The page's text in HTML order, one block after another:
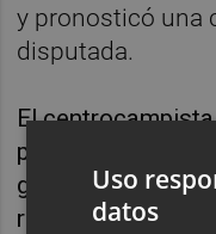
y pronosticó una
disputada.
El
pretemporada
gasolina y
reconoció que los
Uso
datos